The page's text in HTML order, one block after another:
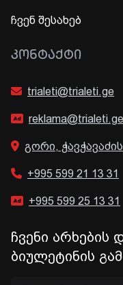
ჩვენ შესახებ
ᲙᲝᲜᲢᲐᲥᲢᲘ
trialeti@trialeti.ge
reklama@trialeti.ge
გორი,
+995 599 21 13 31
+995 599 25 13 31
ჩვენი არხების
ბიულეტინის